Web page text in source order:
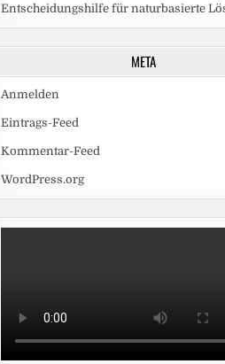
Entscheidungshilfe für naturbasierte
META
Anmelden
Eintrags-Feed
Kommentar-Feed
WordPress.org